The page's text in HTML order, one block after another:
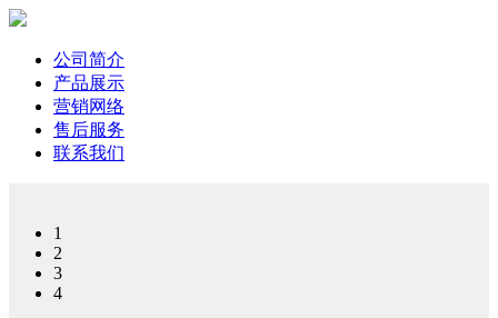
公司简介
产品展示
营销网络
售后服务
联系我们
1
2
3
4